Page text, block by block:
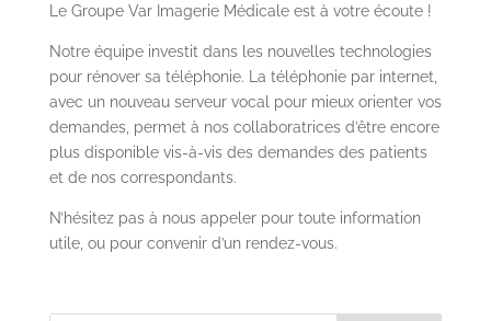
Le Groupe Var Imagerie Médicale est à votre écoute !
Notre équipe investit dans les nouvelles technologies
pour rénover sa téléphonie. La téléphonie par internet,
avec un nouveau serveur vocal pour mieux orienter vos
demandes, permet à nos collaboratrices d’être encore
plus disponible vis-à-vis des demandes des patients
et de nos correspondants.
N’hésitez pas à nous appeler pour toute information
utile, ou pour convenir d’un rendez-vous.